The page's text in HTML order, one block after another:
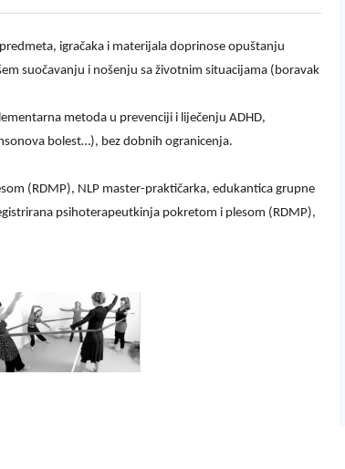
igračaka i materijala doprinose opuštanju
suočavanju i nošenju sa životnim situacijama (boravak
metoda u prevenciji i liječenju ADHD,
bolest…), bez dobnih ogranicenja.
(RDMP), NLP master-praktičarka, edukantica grupne
psihoterapeutkinja pokretom i plesom (RDMP),